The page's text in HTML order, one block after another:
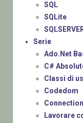
SQL
SQLite
Serie
Ado.Net
C#
Classi di
Codedom
Lavorare